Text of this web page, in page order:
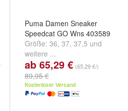
Puma Damen Sneaker
Speedcat GO Wns 403589
Größe: 36, 37, 37,5 und
weitere ...
ab 65,29 € (65,29 €/)
89,95 €
Kostenloser Versand